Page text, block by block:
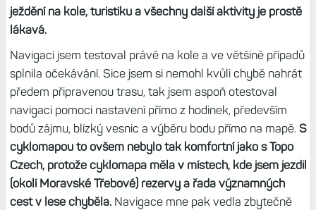
ježdění na kole, turistiku a všechny další aktivity je prostě
lákavá.
Navigaci jsem testoval právě na kole a ve většině případů
splnila očekávání. Sice jsem si nemohl kvůli chybě nahrát
předem připravenou trasu, tak jsem aspoň otestoval
navigaci pomoci nastavení přímo z hodinek, především
bodů zájmu, blízký vesnic a výběru bodu přímo na mapě. S
cyklomapou to ovšem nebylo tak komfortní jako s Topo
Czech, protože cyklomapa měla v místech, kde jsem jezdil
(okolí Moravské Třebové) rezervy a řada významných
cest v lese chyběla.Navigace mne pak vedla zbytečně